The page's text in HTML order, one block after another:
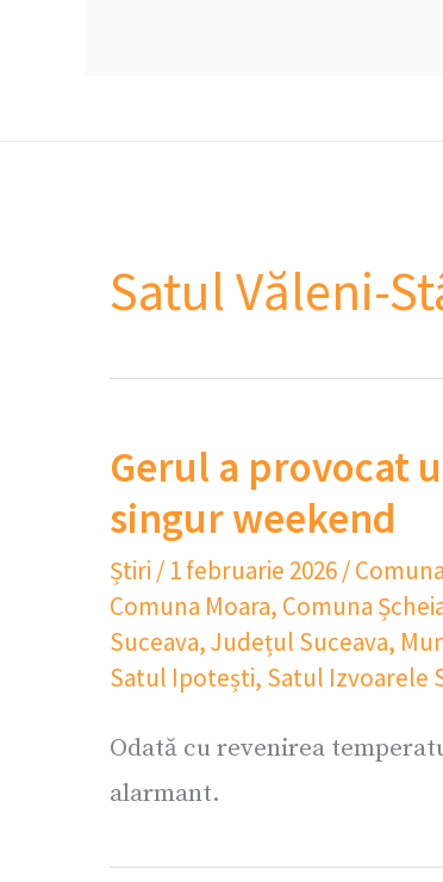
Satul Văleni-
Gerul a provocat
singur weekend
Știri / 1 februarie 2026/
Comuna Moara, Comuna
Suceava,Județul Suceava,
Satul Ipotești, Satul Izvoarele
Odată cu revenirea
alarmant.